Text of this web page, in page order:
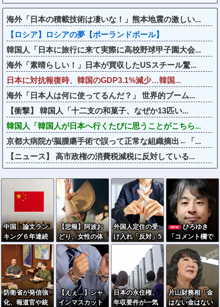
海外「日本の積載技術は凄いな！」熊本地震の激しい...
【ロシア】ロシアの夢【ポーランドボール】
韓国人「日本に旅行に来て実際に高校野球甲子園大会...
海外「素晴らしい！」日本が買収したUSスチール驚...
日本に対抗報復時、韓国のGDP3.1%減少…韓国...
海外「日本人は何に使ってるんだ？」 世界的ブーム...
【衝撃】 韓国人「十二支の和菓子、なぜか13匹い...
韓国人「韓国人が日本へ行くたびに思うことがこちら...
京都大病院が脳腫瘍手術で誤って正常な組織摘出←「...
【ニュース】 高市政権の消費税減税に反対している...
中国、論文ラン
キング６年連続
世界１位→専門
家「世界ではな
く中国人気を測
る指標」
【悲報】阿波お
どり、女性の体
を狙った盗撮動
画が横行「悲し
いし、気持ち悪
い」
外国人定住の受
け入れ「反対」5
6％に急増…1年
で20ポイント超
NEW
ひろゆき
「コメント欄で
暴れてるのは暇
人です」→ネッ
ト民、一言で片
付けられてしま
うｗｗｗｗｗ
防衛省が発信強
化、報道官や統
【えぇ…】シャ
インマスカット
日本の永住権、
年収要件が一気
片山財務相「金
はない金はない